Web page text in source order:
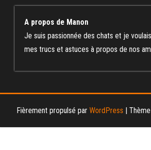
A propos de Manon
Je suis passionnée des chats et je
mes trucs et astuces à propos de nos
Fièrement propulsé par WordPress